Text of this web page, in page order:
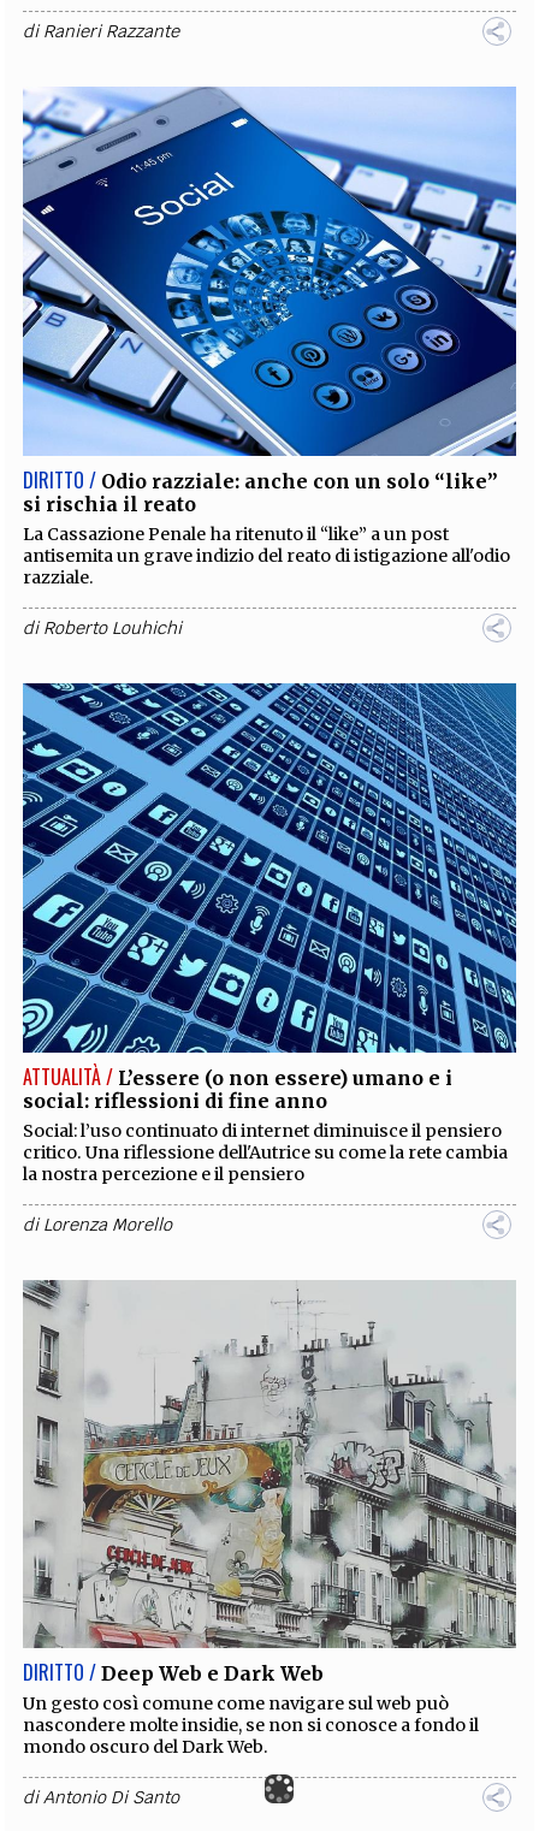
diRanieri Razzante
DIRITTO / Odio razziale: anche con un solo “like”
si rischia il reato
La Cassazione Penale ha ritenuto il “like” a un post
antisemita un grave indizio del reato di istigazione all'odio
razziale.
diRoberto Louhichi
ATTUALITÀ / L’essere (o non essere) umano e i
social: riflessioni di fine anno
Social: l’uso continuato di internet diminuisce il pensiero
critico. Una riflessione dell'Autrice su come la rete cambia
la nostra percezione e il pensiero
diLorenza Morello
DIRITTO / Deep Web e Dark Web
Un gesto così comune come navigare sul web può
nascondere molte insidie, se non si conosce a fondo il
mondo oscuro del Dark Web.
diAntonio Di Santo